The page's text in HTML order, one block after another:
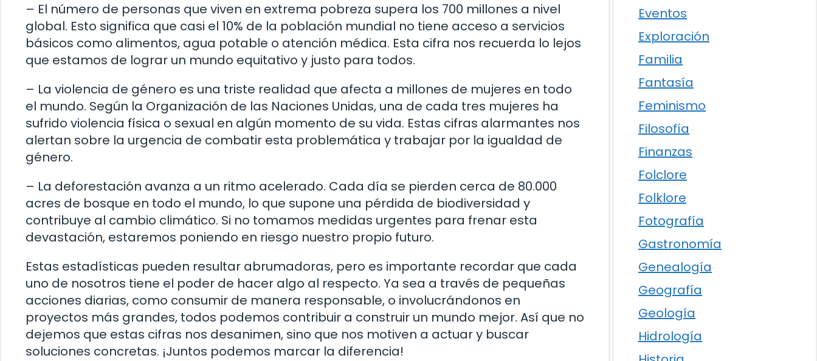
– El número de personas que viven en extrema pobreza supera los 700 millones a nivel
global. Esto significa que casi el 10% de la población mundial no tiene acceso a servicios
básicos como alimentos, agua potable o atención médica. Esta cifra nos recuerda lo lejos
que estamos de lograr un mundo equitativo y justo para todos.
– La violencia de género es una triste realidad que afecta a millones de mujeres en todo
el mundo. Según la Organización de las Naciones Unidas, una de cada tres mujeres ha
sufrido violencia física o sexual en algún momento de su vida. Estas cifras alarmantes nos
alertan sobre la urgencia de combatir esta problemática y trabajar por la igualdad de
género.
– La deforestación avanza a un ritmo acelerado. Cada día se pierden cerca de 80.000
acres de bosque en todo el mundo, lo que supone una pérdida de biodiversidad y
contribuye al cambio climático. Si no tomamos medidas urgentes para frenar esta
devastación, estaremos poniendo en riesgo nuestro propio futuro.
Estas estadísticas pueden resultar abrumadoras, pero es importante recordar que cada
uno de nosotros tiene el poder de hacer algo al respecto. Ya sea a través de pequeñas
acciones diarias, como consumir de manera responsable, o involucrándonos en
proyectos más grandes, todos podemos contribuir a construir un mundo mejor. Así que no
dejemos que estas cifras nos desanimen, sino que nos motiven a actuar y buscar
soluciones concretas. ¡Juntos podemos marcar la diferencia!
Eventos
Exploración
Familia
Fantasía
Feminismo
Filosofía
Finanzas
Folclore
Folklore
Fotografía
Gastronomía
Genealogía
Geografía
Geología
Hidrología